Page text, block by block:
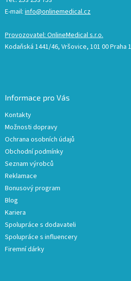
E-mail: info@onlinemedical.cz
Provozovatel: OnlineMedical s.r.o.
Kodaňská 1441/46, Vršovice, 101 00 Praha
Informace pro Vás
Kontakty
Možnosti dopravy
Ochrana osobních údajů
Obchodní podmínky
Seznam výrobců
Reklamace
Bonusový program
Blog
Kariera
Spolupráce s dodavateli
Spolupráce s influencery
Firemní dárky